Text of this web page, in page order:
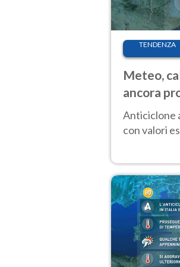
TENDENZA
Meteo,
ancora
Anticiclone
con valori